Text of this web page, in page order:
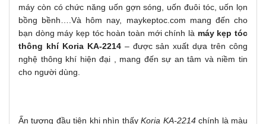
máy còn có chức năng uốn gợn sóng, uốn đuôi tóc, uốn lọn
bồng bềnh….Và hôm nay, maykeptoc.com mang đến cho
bạn dòng máy kẹp tóc hoàn toàn mới chính là máy kẹp tóc
thông khí Koria KA-2214– được sản xuất dựa trên công
nghệ thông khí hiện đại , mang đến sự an tâm và niềm tin
cho người dùng.
Ấn tượng đầu tiên khi nhìn thấyKoria KA-2214chính là màu